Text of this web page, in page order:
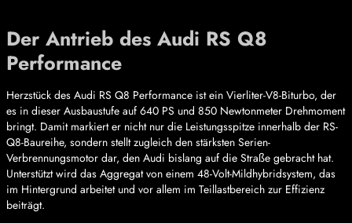
Der Antrieb des Audi RS Q8
Performance
Herzstück des Audi RS Q8 Performance ist ein Vierliter-V8-Biturbo, der
es in dieser Ausbaustufe auf 640 PS und 850 Newtonmeter Drehmoment
bringt. Damit markiert er nicht nur die Leistungsspitze innerhalb der RS-
Q8-Baureihe, sondern stellt zugleich den stärksten Serien-
Verbrennungsmotor dar, den Audi bislang auf die Straße gebracht hat.
Unterstützt wird das Aggregat von einem 48-Volt-Mildhybridsystem, das
im Hintergrund arbeitet und vor allem im Teillastbereich zur Effizienz
beiträgt.